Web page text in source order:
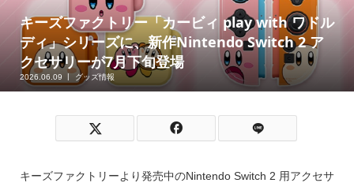
キーズファクトリー「カービィ play with ワドル
ディ」シリーズに、新作Nintendo Switch 2 ア
クセサリーが7月下旬登場
2026.06.09 グッズ情報
キーズファクトリーより発売中のNintendo Switch 2 用アクセサ